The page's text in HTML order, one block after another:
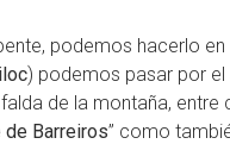
podemos hacerlo
) podemos pasar por el
de la montaña,
de Barreiros” como